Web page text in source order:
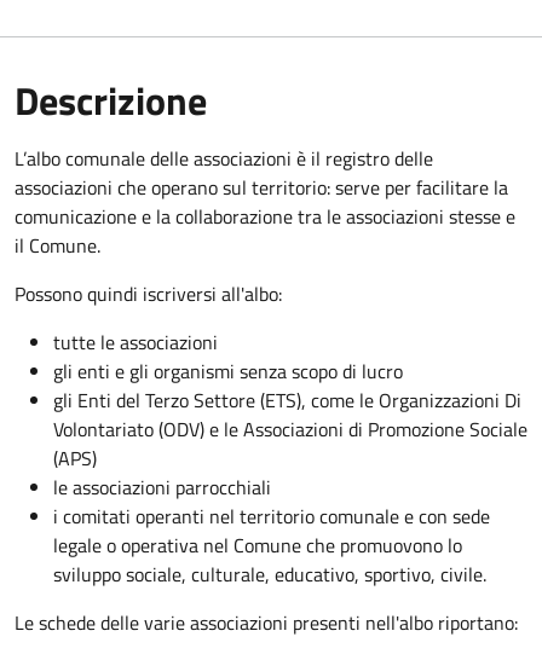
Descrizione
L’albo comunale delle associazioni è il registro delle
associazioni che operano sul territorio: serve per facilitare la
comunicazione e la collaborazione tra le associazioni stesse e
il Comune.
Possono quindi iscriversi all'albo:
tutte le associazioni
gli enti e gli organismi senza scopo di lucro
gli Enti del Terzo Settore (ETS), come le Organizzazioni Di
Volontariato (ODV) e le Associazioni di Promozione Sociale
(APS)
le associazioni parrocchiali
i comitati operanti nel territorio comunale e con sede
legale o operativa nel Comune che promuovono lo
sviluppo sociale, culturale, educativo, sportivo, civile.
Le schede delle varie associazioni presenti nell'albo riportano: